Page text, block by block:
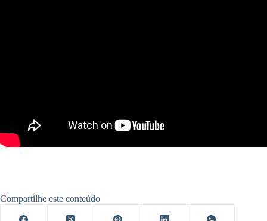
Compartilhe este conteúdo